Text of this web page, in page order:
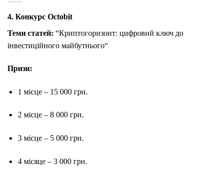
4. Конкурс Octobit
Теми статей: “Криптогоризонт: цифровий ключ до
інвестиційного майбутнього“
Призи:
1 місце – 15 000 грн.
2 місце – 8 000 грн.
3 місце – 5 000 грн.
4 місяце – 3 000 грн.